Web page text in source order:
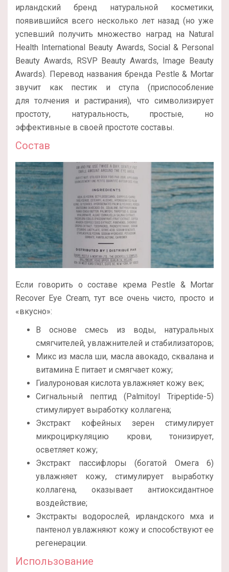
ирландский бренд натуральной косметики,
появившийся всего несколько лет назад (но уже
успевший получить множество наград на Natural
Health International Beauty Awards, Social & Personal
Beauty Awards, RSVP Beauty Awards, Image Beauty
Awards). Перевод названия бренда Pestle & Mortar
звучит как пестик и ступа (приспособление
для толчения и растирания), что символизирует
простоту, натуральность, простые, но
эффективные в своей простоте составы.
Состав
Если говорить о составе крема Pestle & Mortar
Recover Eye Cream, тут все очень чисто, просто и
«вкусно»:
В основе смесь из воды, натуральных
смягчителей, увлажнителей и стабилизаторов;
Микс из масла ши, масла авокадо, сквалана и
витамина Е питает и смягчает кожу;
Гиалуроновая кислота увлажняет кожу век;
Сигнальный пептид (Palmitoyl Tripeptide-5)
стимулирует выработку коллагена;
Экстракт кофейных зерен стимулирует
микроциркуляцию крови, тонизирует,
осветляет кожу;
Экстракт пассифлоры (богатой Омега 6)
увлажняет кожу, стимулирует выработку
коллагена, оказывает антиоксидантное
воздействие;
Экстракты водорослей, ирландского мха и
пантенол увлажняют кожу и способствуют ее
регенерации.
Использование